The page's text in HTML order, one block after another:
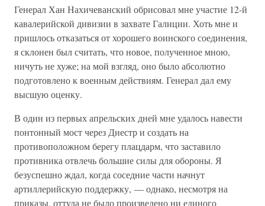
Генерал Хан Нахичеванский обрисовал мне участие 12-й
кавалерийской дивизии в захвате Галиции. Хоть мне и
пришлось отказаться от хорошего воинского соединения,
я склонен был считать, что новое, полученное мною,
ничуть не хуже; на мой взгляд, оно было абсолютно
подготовлено к военным действиям. Генерал дал ему
высшую оценку.
В один из первых апрельских дней мне удалось навести
понтонный мост через Днестр и создать на
противоположном берегу плацдарм, что заставило
противника отвлечь большие силы для обороны. Я
безуспешно ждал, когда соседние части начнут
артиллерийскую поддержку, — однако, несмотря на
приказы, оттуда не было произведено ни единого